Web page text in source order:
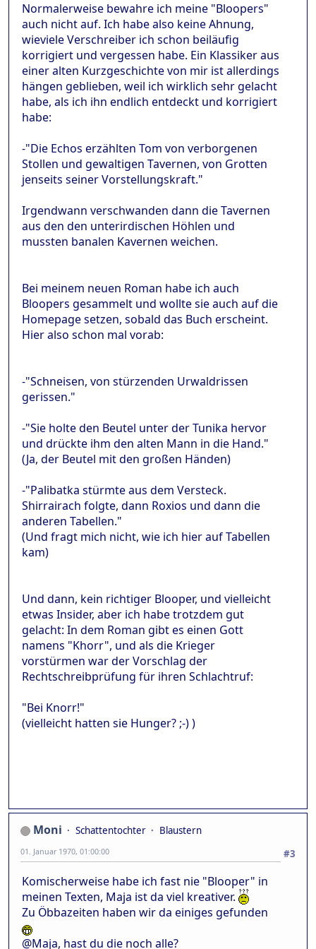
Normalerweise bewahre ich meine "Bloopers"
auch nicht auf. Ich habe also keine Ahnung,
wieviele Verschreiber ich schon beiläufig
korrigiert und vergessen habe. Ein Klassiker aus
einer alten Kurzgeschichte von mir ist allerdings
hängen geblieben, weil ich wirklich sehr gelacht
habe, als ich ihn endlich entdeckt und korrigiert
habe:
-"Die Echos erzählten Tom von verborgenen
Stollen und gewaltigen Tavernen, von Grotten
jenseits seiner Vorstellungskraft."
Irgendwann verschwanden dann die Tavernen
aus den den unterirdischen Höhlen und
mussten banalen Kavernen weichen.
Bei meinem neuen Roman habe ich auch
Bloopers gesammelt und wollte sie auch auf die
Homepage setzen, sobald das Buch erscheint.
Hier also schon mal vorab:
-"Schneisen, von stürzenden Urwaldrissen
gerissen."
-"Sie holte den Beutel unter der Tunika hervor
und drückte ihm den alten Mann in die Hand."
(Ja, der Beutel mit den großen Händen)
-"Palibatka stürmte aus dem Versteck.
Shirrairach folgte, dann Roxios und dann die
anderen Tabellen."
(Und fragt mich nicht, wie ich hier auf Tabellen
kam)
Und dann, kein richtiger Blooper, und vielleicht
etwas Insider, aber ich habe trotzdem gut
gelacht: In dem Roman gibt es einen Gott
namens "Khorr", und als die Krieger
vorstürmen war der Vorschlag der
Rechtschreibprüfung für ihren Schlachtruf:
"Bei Knorr!"
(vielleicht hatten sie Hunger? ;-) )
Moni Schattentochter
Blaustern
#3
01. Januar 1970, 01:00:00
Komischerweise habe ich fast nie "Blooper" in
meinen Texten, Maja ist da viel kreativer.
Zu Öbbazeiten haben wir da einiges gefunden
@Maja, hast du die noch alle?